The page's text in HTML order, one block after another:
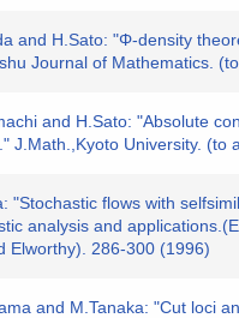
and H.Sato: "Φ-density
Journal of Mathematics.
and H.Sato: "Absolute
J.Math.,Kyoto University. (to
"Stochastic flows with
analysis and
Elworthy). 286-300 (1996)
and M.Tanaka: "Cut loci